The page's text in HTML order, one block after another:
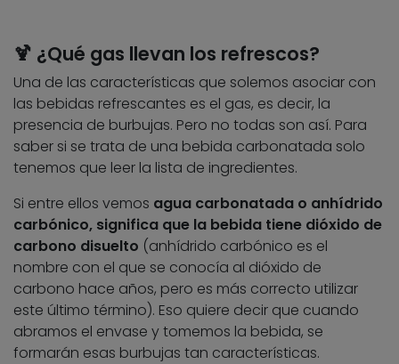
🍹 ¿Qué gas llevan los refrescos?
Una de las características que solemos asociar con
las bebidas refrescantes es el gas, es decir, la
presencia de burbujas. Pero no todas son así. Para
saber si se trata de una bebida carbonatada solo
tenemos que leer la lista de ingredientes.
Si entre ellos vemos agua carbonatada o anhídrido
carbónico, significa que la bebida tiene dióxido de
carbono disuelto (anhídrido carbónico es el
nombre con el que se conocía al dióxido de
carbono hace años, pero es más correcto utilizar
este último término). Eso quiere decir que cuando
abramos el envase y tomemos la bebida, se
formarán esas burbujas tan características.